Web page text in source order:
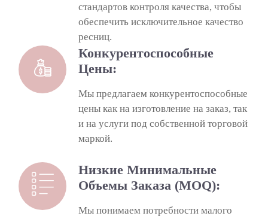
стандартов контроля качества, чтобы
обеспечить исключительное качество
ресниц.
Конкурентоспособные
Цены:
Мы предлагаем конкурентоспособные
цены как на изготовление на заказ, так
и на услуги под собственной торговой
маркой.
Низкие Минимальные
Объемы Заказа (MOQ):
Мы понимаем потребности малого